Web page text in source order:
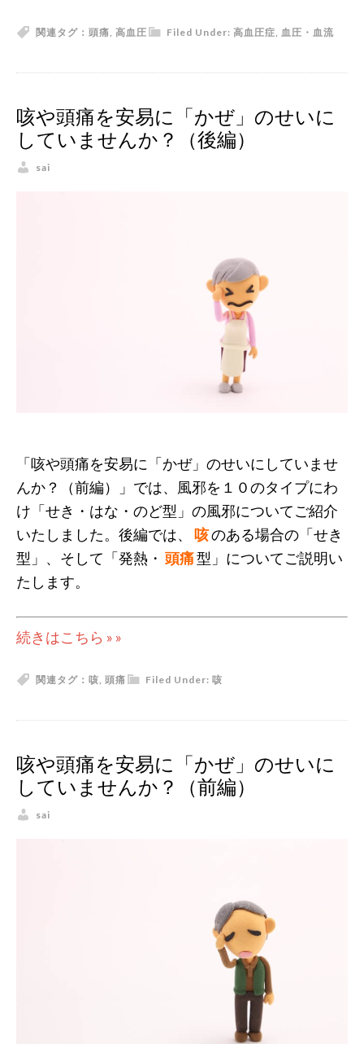
Filed Under: 高血圧症, 血圧・血流
関連タグ： 頭痛, 高血圧
咳や頭痛を安易に「かぜ」のせいに
していませんか？（後編）
sai
「咳や頭痛を安易に「かぜ」のせいにしていませ
んか？（前編）」では、風邪を１０のタイプにわ
け「せき・はな・のど型」の風邪についてご紹介
いたしました。後編では、 咳のある場合の「せき
型」、そして「発熱・ 頭痛型」についてご説明い
たします。
続きはこちら » »
Filed Under: 咳
関連タグ： 咳, 頭痛
咳や頭痛を安易に「かぜ」のせいに
していませんか？（前編）
sai